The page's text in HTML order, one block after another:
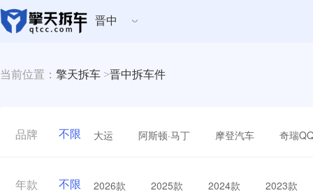
晋中
当前位置： 擎天拆车 >晋中拆车件
品牌 不限 大运 阿斯顿·马丁 摩登汽车 奇瑞
年款 不限 2026款 2025款 2024款 2023款